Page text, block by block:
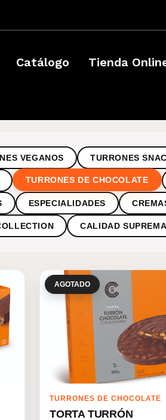
Catálogo Tienda
VEGANOS TURRONES
TURRONES DE CHOCOLATE
ESPECIALIDADES
CALIDAD
AGOTADO
TURRONES DE CHOCOLATE
TORTA TURRÓN